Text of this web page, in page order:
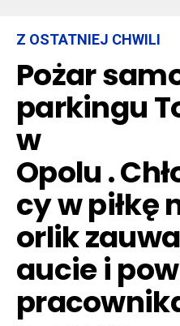
Z OSTATNIEJ CHWILI
Pożar
parkingu
w
Opolu .
cy w piłkę
orlik
aucie i